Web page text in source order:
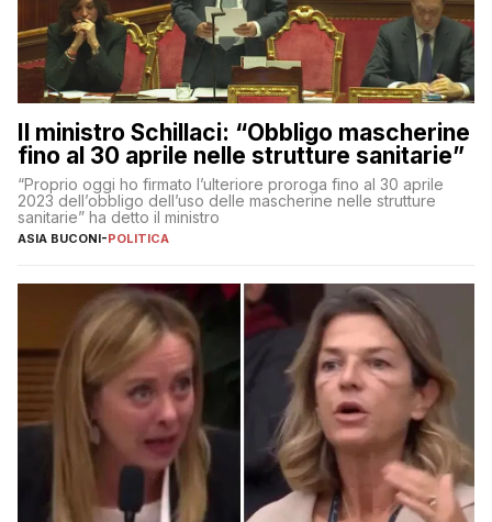
Il ministro Schillaci: “Obbligo mascherine
fino al 30 aprile nelle strutture sanitarie”
“Proprio oggi ho firmato l’ulteriore proroga fino al 30 aprile
2023 dell’obbligo dell’uso delle mascherine nelle strutture
sanitarie” ha detto il ministro
ASIA BUCONI-POLITICA